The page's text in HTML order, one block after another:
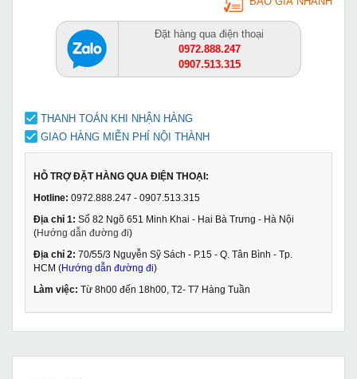
Đặt hàng qua điện thoại
0972.888.247
0907.513.315
THANH TOÁN KHI NHẬN HÀNG
GIAO HÀNG MIỄN PHÍ NỘI THÀNH
HỖ TRỢ ĐẶT HÀNG QUA ĐIỆN THOẠI:
Hotline: 0972.888.247 - 0907.513.315
Địa chỉ 1: Số 82 Ngõ 651 Minh Khai - Hai Bà Trưng - Hà Nội
(Hướng dẫn đường đi)
Địa chỉ 2: 70/55/3 Nguyễn Sỹ Sách - P.15 - Q. Tân Bình - Tp.
HCM (Hướng dẫn đường đi)
Làm việc: Từ 8h00 đến 18h00, T2- T7 Hàng Tuần